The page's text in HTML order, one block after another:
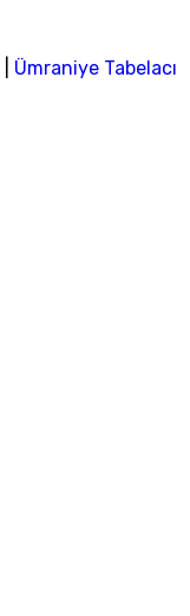
Ümraniye Tabelacı